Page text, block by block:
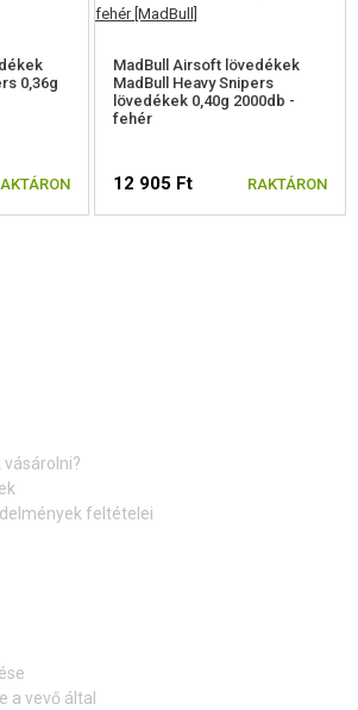
0,36g
MadBull Airsoft lövedékek
MadBull Heavy Snipers
lövedékek 0,40g 2000db -
fehér
12 905 Ft RAKTÁRON
feltételei
a vevő által